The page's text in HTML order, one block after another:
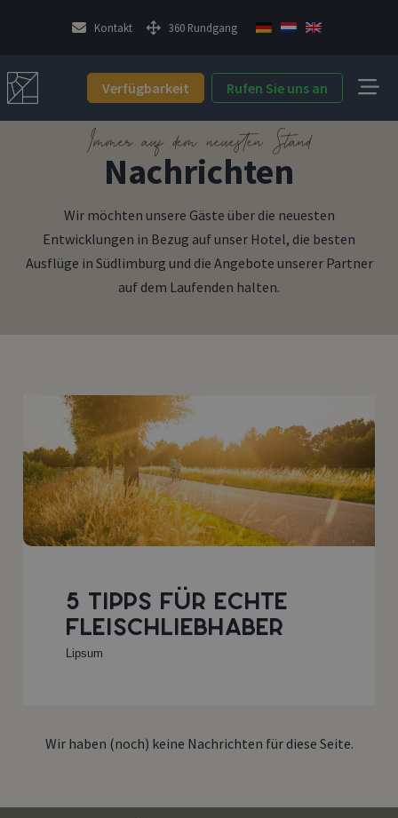
Kontakt 360 Rundgang
Verfügbarkeit Rufen Sie uns an
Immer auf dem neuesten Stand
Nachrichten
Wir möchten unsere Gäste über die neuesten
Entwicklungen in Bezug auf unser Hotel, die besten
Ausflüge in Südlimburg und die Angebote unserer Partner
auf dem Laufenden halten.
5 TIPPS FÜR ECHTE
FLEISCHLIEBHABER
Lipsum
Wir haben (noch) keine Nachrichten für diese Seite.